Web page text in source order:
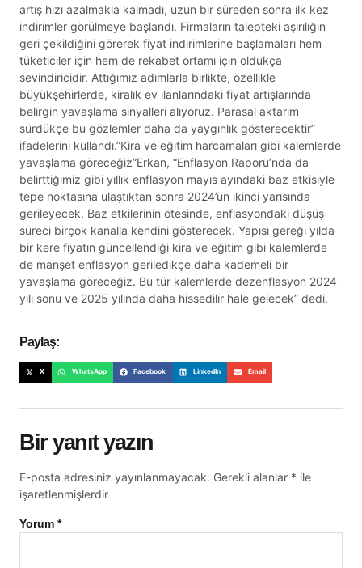
artış hızı azalmakla kalmadı, uzun bir süreden sonra ilk kez
indirimler görülmeye başlandı. Firmaların talepteki aşırılığın
geri çekildiğini görerek fiyat indirimlerine başlamaları hem
tüketiciler için hem de rekabet ortamı için oldukça
sevindiricidir. Attığımız adımlarla birlikte, özellikle
büyükşehirlerde, kiralık ev ilanlarındaki fiyat artışlarında
belirgin yavaşlama sinyalleri alıyoruz. Parasal aktarım
sürdükçe bu gözlemler daha da yaygınlık gösterecektir”
ifadelerini kullandı.”Kira ve eğitim harcamaları gibi kalemlerde
yavaşlama göreceğiz”Erkan, “Enflasyon Raporu’nda da
belirttiğimiz gibi yıllık enflasyon mayıs ayındaki baz etkisiyle
tepe noktasına ulaştıktan sonra 2024’ün ikinci yarısında
gerileyecek. Baz etkilerinin ötesinde, enflasyondaki düşüş
süreci birçok kanalla kendini gösterecek. Yapısı gereği yılda
bir kere fiyatın güncellendiği kira ve eğitim gibi kalemlerde
de manşet enflasyon geriledikçe daha kademeli bir
yavaşlama göreceğiz. Bu tür kalemlerde dezenflasyon 2024
yılı sonu ve 2025 yılında daha hissedilir hale gelecek” dedi.
Paylaş:
X WhatsApp Facebook LinkedIn Email
Bir yanıt yazın
E-posta adresiniz yayınlanmayacak. Gerekli alanlar * ile
işaretlenmişlerdir
Yorum *